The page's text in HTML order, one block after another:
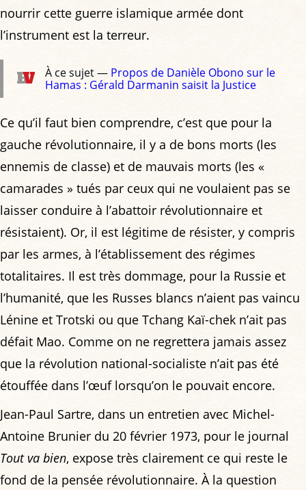
nourrir cette guerre islamique armée dont
l’instrument est la terreur.
À ce sujet — Propos de Danièle Obono sur le
Hamas : Gérald Darmanin saisit la Justice
Ce qu’il faut bien comprendre, c’est que pour la
gauche révolutionnaire, il y a de bons morts (les
ennemis de classe) et de mauvais morts (les «
camarades » tués par ceux qui ne voulaient pas se
laisser conduire à l’abattoir révolutionnaire et
résistaient). Or, il est légitime de résister, y compris
par les armes, à l’établissement des régimes
totalitaires. Il est très dommage, pour la Russie et
l’humanité, que les Russes blancs n’aient pas vaincu
Lénine et Trotski ou que Tchang Kaï-chek n’ait pas
défait Mao. Comme on ne regrettera jamais assez
que la révolution national-socialiste n’ait pas été
étouffée dans l’œuf lorsqu’on le pouvait encore.
Jean-Paul Sartre, dans un entretien avec Michel-
Antoine Brunier du 20 février 1973, pour le journal
Tout va bien, expose très clairement ce qui reste le
fond de la pensée révolutionnaire. À la question